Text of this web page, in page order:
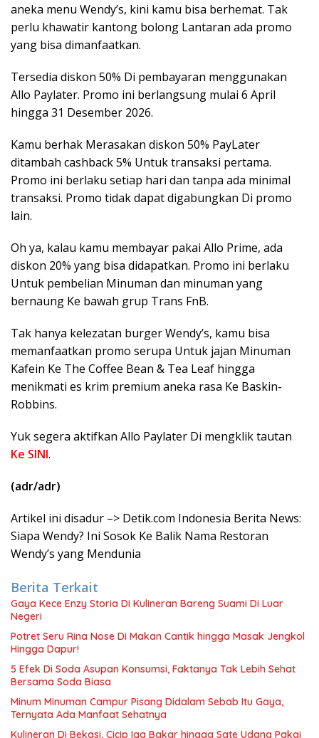
aneka menu Wendy’s, kini kamu bisa berhemat. Tak
perlu khawatir kantong bolong Lantaran ada promo
yang bisa dimanfaatkan.
Tersedia diskon 50% Di pembayaran menggunakan
Allo Paylater. Promo ini berlangsung mulai 6 April
hingga 31 Desember 2026.
Kamu berhak Merasakan diskon 50% PayLater
ditambah cashback 5% Untuk transaksi pertama.
Promo ini berlaku setiap hari dan tanpa ada minimal
transaksi. Promo tidak dapat digabungkan Di promo
lain.
Oh ya, kalau kamu membayar pakai Allo Prime, ada
diskon 20% yang bisa didapatkan. Promo ini berlaku
Untuk pembelian Minuman dan minuman yang
bernaung Ke bawah grup Trans FnB.
Tak hanya kelezatan burger Wendy’s, kamu bisa
memanfaatkan promo serupa Untuk jajan Minuman
Kafein Ke The Coffee Bean & Tea Leaf hingga
menikmati es krim premium aneka rasa Ke Baskin-
Robbins.
Yuk segera aktifkan Allo Paylater Di mengklik tautan
Ke SINI.
(adr/adr)
Artikel ini disadur –> Detik.com Indonesia Berita News:
Siapa Wendy? Ini Sosok Ke Balik Nama Restoran
Wendy’s yang Mendunia
Berita Terkait
Gaya Kece Enzy Storia Di Kulineran Bareng Suami Di Luar
Negeri
Potret Seru Rina Nose Di Makan Cantik hingga Masak Jengkol
Hingga Dapur!
5 Efek Di Soda Asupan Konsumsi, Faktanya Tak Lebih Sehat
Bersama Soda Biasa
Minum Minuman Campur Pisang Didalam Sebab Itu Gaya,
Ternyata Ada Manfaat Sehatnya
Kulineran Di Bekasi, Cicip Iga Bakar hingga Sate Udang Pakai